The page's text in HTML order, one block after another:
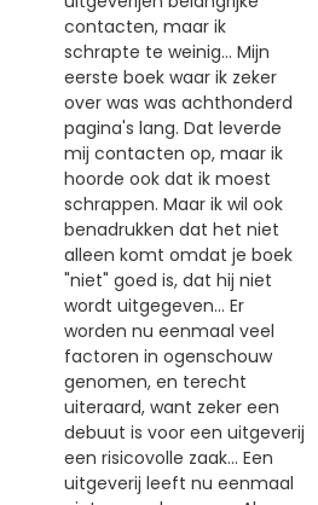
contacten, maar ik
schrapte te weinig... Mijn
eerste boek waar ik zeker
over was was achthonderd
pagina's lang. Dat leverde
mij contacten op, maar ik
hoorde ook dat ik moest
schrappen. Maar ik wil ook
benadrukken dat het niet
alleen komt omdat je boek
"niet" goed is, dat hij niet
wordt uitgegeven... Er
worden nu eenmaal veel
factoren in ogenschouw
genomen, en terecht
uiteraard, want zeker een
debuut is voor een uitgeverij
een risicovolle zaak... Een
uitgeverij leeft nu eenmaal